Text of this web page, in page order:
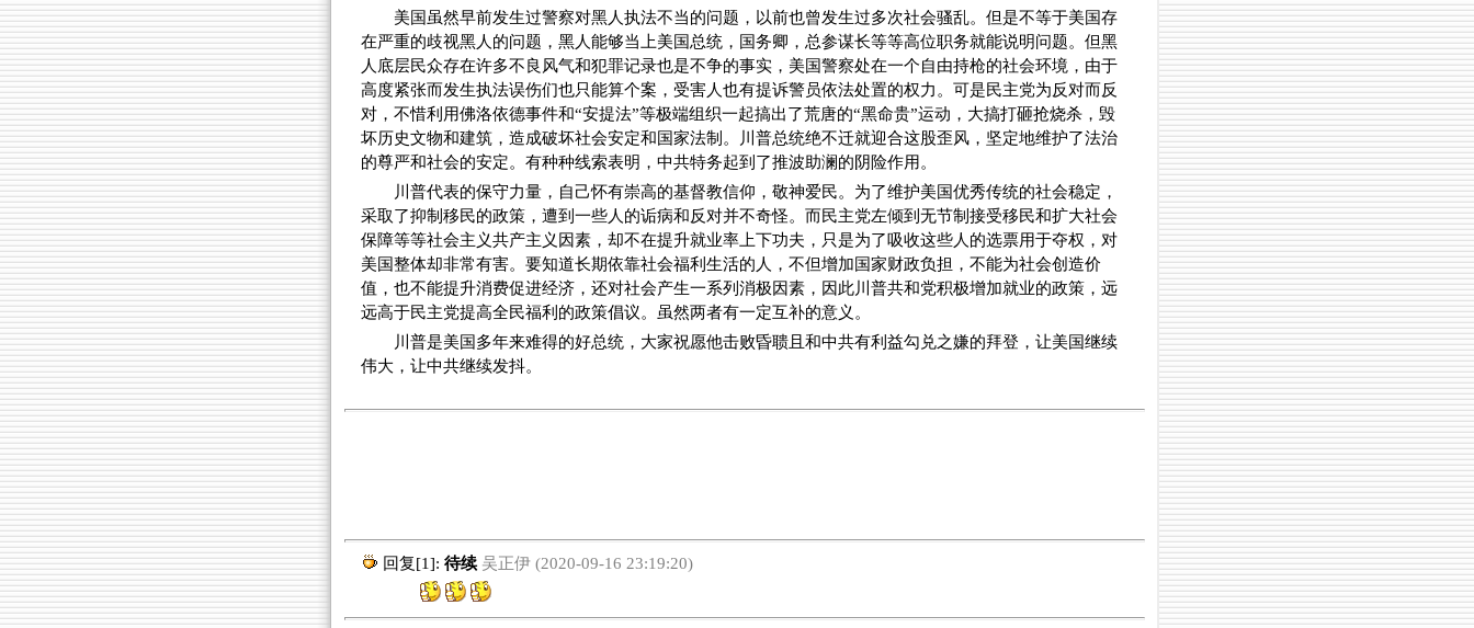
美国虽然早前发生过警察对黑人执法不当的问题，以前也曾发生过多次社会骚乱。但是不等于美国存
在严重的歧视黑人的问题，黑人能够当上美国总统，国务卿，总参谋长等等高位职务就能说明问题。但黑
人底层民众存在许多不良风气和犯罪记录也是不争的事实，美国警察处在一个自由持枪的社会环境，由于
高度紧张而发生执法误伤们也只能算个案，受害人也有提诉警员依法处置的权力。可是民主党为反对而反
对，不惜利用佛洛依德事件和“安提法”等极端组织一起搞出了荒唐的“黑命贵”运动，大搞打砸抢烧杀，毁
坏历史文物和建筑，造成破坏社会安定和国家法制。川普总统绝不迁就迎合这股歪风，坚定地维护了法治
的尊严和社会的安定。有种种线索表明，中共特务起到了推波助澜的阴险作用。
川普代表的保守力量，自己怀有崇高的基督教信仰，敬神爱民。为了维护美国优秀传统的社会稳定，
采取了抑制移民的政策，遭到一些人的诟病和反对并不奇怪。而民主党左倾到无节制接受移民和扩大社会
保障等等社会主义共产主义因素，却不在提升就业率上下功夫，只是为了吸收这些人的选票用于夺权，对
美国整体却非常有害。要知道长期依靠社会福利生活的人，不但增加国家财政负担，不能为社会创造价
值，也不能提升消费促进经济，还对社会产生一系列消极因素，因此川普共和党积极增加就业的政策，远
远高于民主党提高全民福利的政策倡议。虽然两者有一定互补的意义。
川普是美国多年来难得的好总统，大家祝愿他击败昏聩且和中共有利益勾兑之嫌的拜登，让美国继续
伟大，让中共继续发抖。
回复[1]: 待续 吴正伊 (2020-09-16 23:19:20)